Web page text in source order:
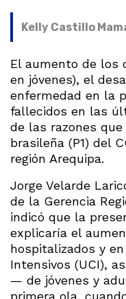
Kelly Castillo
El aumento de los
en jóvenes), el
enfermedad en la
fallecidos en las
de las razones
brasileña (P1) del
región Arequipa.
Jorge Velarde
de la Gerencia
indicó que la
explicaría el
hospitalizados y
Intensivos (UCI),
— de jóvenes y
primera ola,